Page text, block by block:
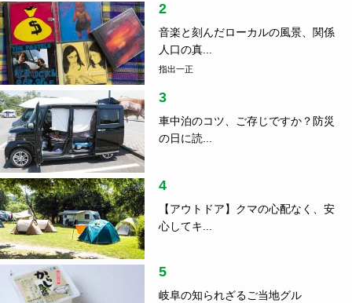
2
音楽と刻んだローカルの風景、関係
人口の真...
指出一正
3
車中泊のコツ、ご存じですか？防災
の日に読...
4
【アウトドア】クマの心配なく、安
心してキ...
5
岐阜の知られざるご当地グル